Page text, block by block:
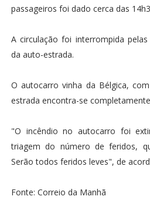
passageiros foi dado cerca das
A circulação foi interrompida
da auto-estrada.
O autocarro vinha da Bélgica,
estrada encontra-se
"O incêndio no autocarro foi
triagem do número de feridos,
Serão todos feridos leves", de
Fonte: Correio da Manhã